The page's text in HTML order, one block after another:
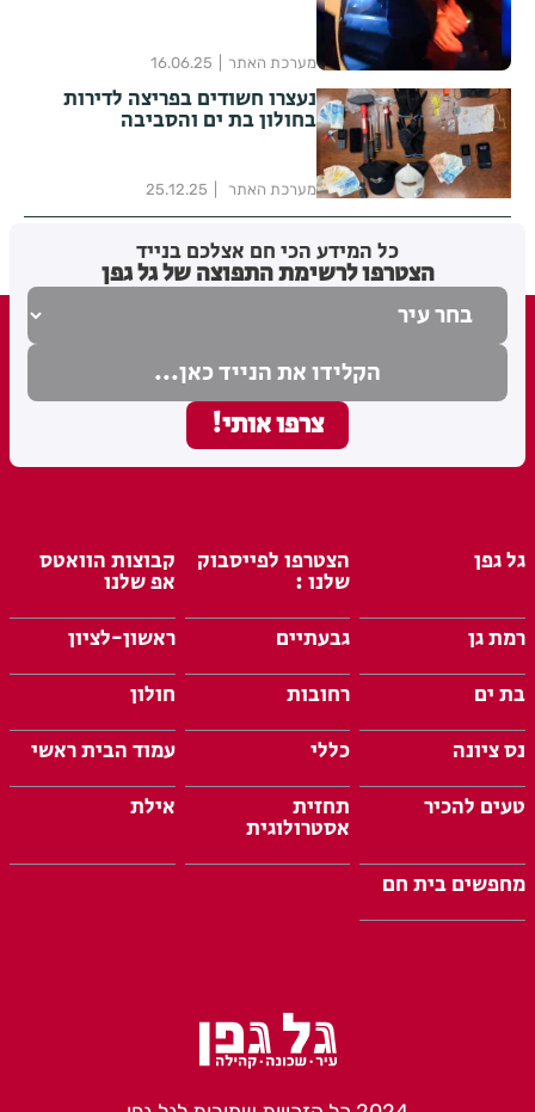
מערכת האתר 16.06.25
נעצרו חשודים בפריצה לדירות
בחולון בת ים והסביבה
מערכת האתר 25.12.25
כל המידע הכי חם אצלכם בנייד
הצטרפו לרשימת התפוצה של גל גפן
גל גפן הצטרפו לפייסבוק
שלנו :
קבוצות הוואטס
אפ שלנו
רמת גן
גבעתיים
ראשון-לציון
בת ים
רחובות
חולון
נס ציונה
כללי
עמוד הבית ראשי
טעים להכיר
תחזית
אסטרולוגית
אילת
מחפשים בית חם